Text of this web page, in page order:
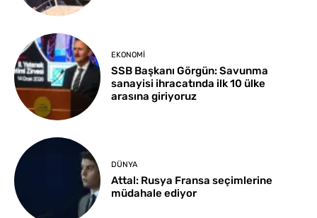
EKONOMI
SSB Başkanı Görgün: Savunma
sanayisi ihracatında ilk 10 ülke
arasına giriyoruz
DÜNYA
Attal: Rusya Fransa seçimlerine
müdahale ediyor